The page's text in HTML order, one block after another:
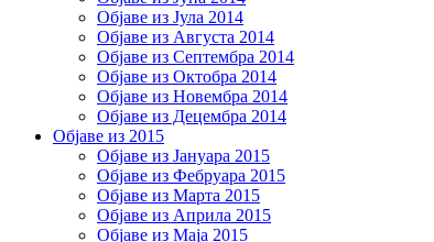
Објаве из Јула 2014
Објаве из Августа 2014
Објаве из Септембра 2014
Објаве из Октобра 2014
Објаве из Новембра 2014
Објаве из Децембра 2014
Објаве из 2015
Објаве из Јануара 2015
Објаве из Фебруара 2015
Објаве из Марта 2015
Објаве из Априла 2015
Објаве из Маја 2015